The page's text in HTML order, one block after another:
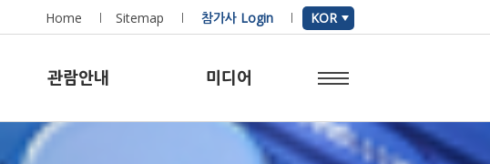
Home Sitemap 참가사 Login KOR
관람안내 미디어